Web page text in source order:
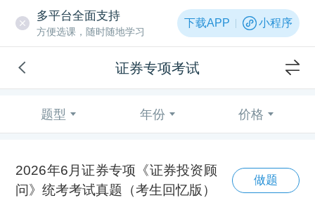
多平台全面支持
方便选课，随时随地学习
下载APP 小程序
证券专项考试
题型 年份 价格
2026年6月证券专项《证券投资顾
问》统考考试真题（考生回忆版）
做题